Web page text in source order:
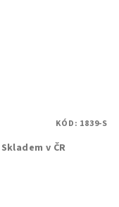
Skladem v ČR
KÓD: 1839-S